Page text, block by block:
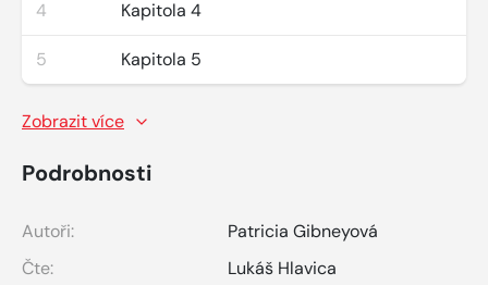
4 Kapitola 4
5 Kapitola 5
Zobrazit více
Podrobnosti
Autoři:
Patricia Gibneyová
Čte:
Lukáš Hlavica